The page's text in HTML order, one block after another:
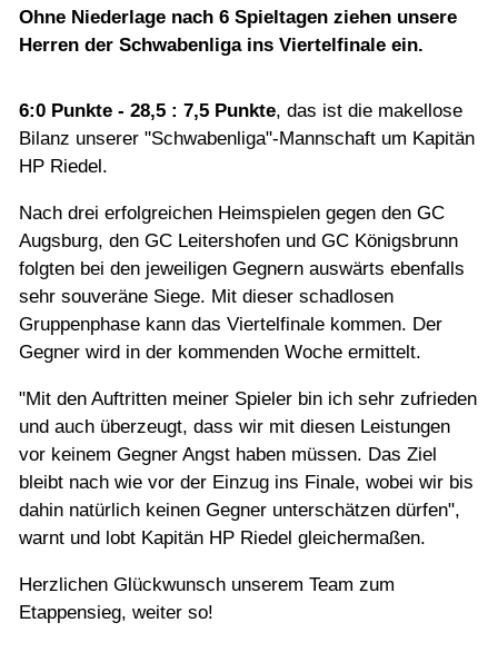
Gäste
Mannschaften
Turniere
Golfschule
Golf & Natur
Restaurant
Ohne Niederlage nach 6 Spieltagen ziehen unsere
Herren der Schwabenliga ins Viertelfinale ein.
6:0 Punkte - 28,5 : 7,5 Punkte, das ist die makellose
Bilanz unserer "Schwabenliga"-Mannschaft um Kapitän
HP Riedel.
Nach drei erfolgreichen Heimspielen gegen den GC
Augsburg, den GC Leitershofen und GC Königsbrunn
folgten bei den jeweiligen Gegnern auswärts ebenfalls
sehr souveräne Siege. Mit dieser schadlosen
Gruppenphase kann das Viertelfinale kommen. Der
Gegner wird in der kommenden Woche ermittelt.
"Mit den Auftritten meiner Spieler bin ich sehr zufrieden
und auch überzeugt, dass wir mit diesen Leistungen
vor keinem Gegner Angst haben müssen. Das Ziel
bleibt nach wie vor der Einzug ins Finale, wobei wir bis
dahin natürlich keinen Gegner unterschätzen dürfen",
warnt und lobt Kapitän HP Riedel gleichermaßen.
Herzlichen Glückwunsch unserem Team zum
Etappensieg, weiter so!